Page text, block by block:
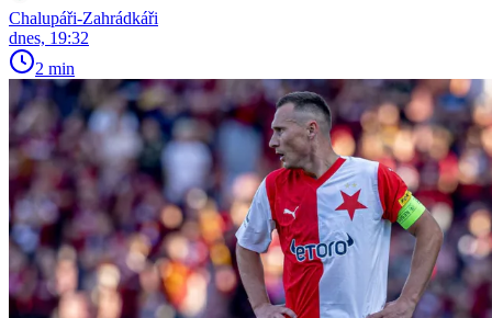
Chalupáři-Zahrádkáři
dnes, 19:32
2 min